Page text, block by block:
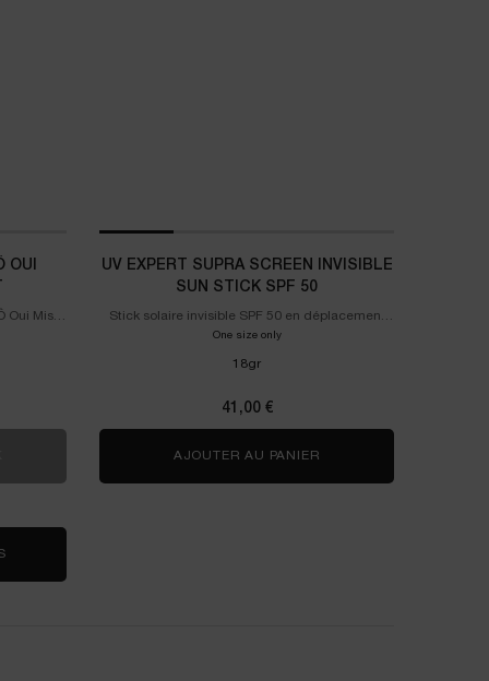
OUI
Oui Mist,
Zen Gel
Summer Cup Ô Oui Limited Edition Set
COFFRET SUMMER CUP Ô OUI LIMITED EDITION SET
UV EXPERT SUPRA SCREEN INVISIBLE
SUN STICK SPF 50
Stick solaire invisible SPF 50 en déplacement
pour tous les types de peau, même sensibles.
One size onlyfor UV Expert Supra Screen Invisible
18gr
41,00 €
AJOUTER AU PANIER